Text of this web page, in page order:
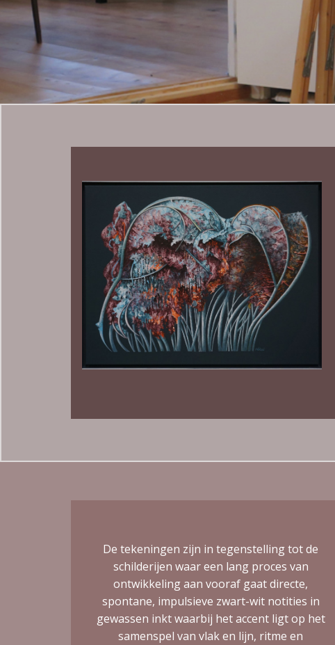
De tekeningen zijn in tegenstelling tot de
schilderijen waar een lang proces van
ontwikkeling aan vooraf gaat directe,
spontane, impulsieve zwart-wit notities in
gewassen inkt waarbij het accent ligt op het
samenspel van vlak en lijn, ritme en